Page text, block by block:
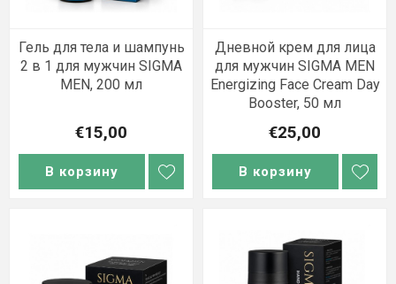
Гель для тела и шампунь
2 в 1 для мужчин SIGMA
MEN, 200 мл
€15,00
В корзину
Дневной крем для лица
для мужчин SIGMA MEN
Energizing Face Cream Day
Booster, 50 мл
€25,00
В корзину